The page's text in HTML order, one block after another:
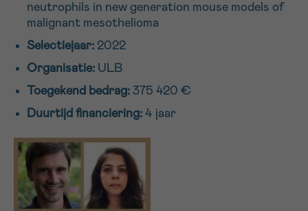
neutrophils in new generation mouse models of
malignant mesothelioma
Selectiejaar: 2022
Organisatie: ULB
Toegekend bedrag: 375 420 €
Duurtijd financiering: 4 jaar
VOORNAAM
EMAIL
MIJN VRAAG
16h-18h
Verder